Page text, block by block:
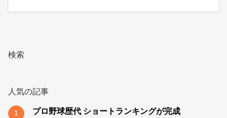
検索
人気の記事
1 プロ野球歴代 ショートランキングが完成